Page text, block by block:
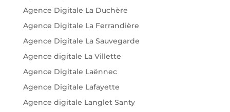
Agence Digitale La Duchère
Agence Digitale La Ferrandière
Agence Digitale La Sauvegarde
Agence digitale La Villette
Agence Digitale Laënnec
Agence Digitale Lafayette
Agence digitale Langlet Santy